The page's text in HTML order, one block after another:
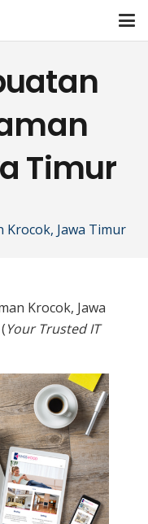
Timur
Krocok, Jawa Timur
Krocok, Jawa
Your Trusted IT